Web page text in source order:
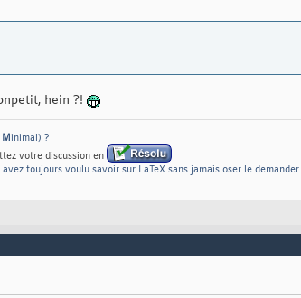
hein ?!
Minimal) ?
votre discussion en
avez toujours voulu savoir sur LaTeX sans jamais oser le demander